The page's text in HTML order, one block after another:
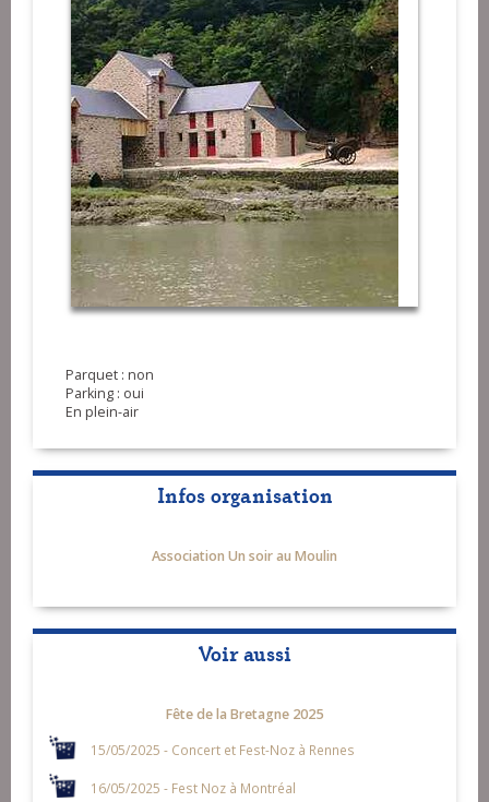
Parquet : non
Parking : oui
En plein-air
Infos organisation
Association Un soir au Moulin
Voir aussi
Fête de la Bretagne 2025
15/05/2025 - Concert et Fest-Noz à Rennes
16/05/2025 - Fest Noz à Montréal